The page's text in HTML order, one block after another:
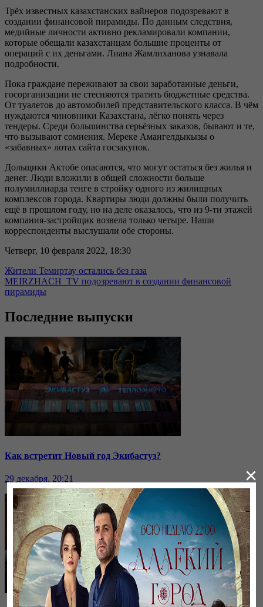
Трёх известных казахстанских вайнеров подозревают в
создании финансовой пирамиды. По данным следствия,
медийные личности активно рекламировали компании,
которые обещали казахстанцам большие проценты от
операций с их деньгами. Лиана Жамлиханова узнавала
подробности.
Пока граждане переживают за свои заработанные деньги,
госорганизации не стесняются тратить бюджетные средства.
От туалетов до автомобилей представительского класса. В чём
нуждаются чиновники Казахстана, лёгко понять через
тендеры. Среди большинства серьёзных заказов, бывают и те,
что вызывают сомнения. Мереке Амангелдыкызы о
«забавных» лотах сайта госзакупок.
Дольщики Актобе опасаются, что могут остаться без жилья и
денег. Люди вложили в общей сложности больше
полумиллиарда тенге в стройку одного из жилищных
комплексов города. Квартиры люди должны были получить
ещё в прошлом году, но на деле оказалось, что из 9-ти этажей
компания-застройщик возвела только четыре. Наши
корреспонденты выслушали обе стороны.
Четверг, 10 февраля 2022, 18:30
Жители Темиртау остались без газа
MEIRZHACH_TV подозревают в создании финансовой
пирамиды
Последние выпуски
Как встретит Новый год Экибастуз?
29 декабря, 20:21 ×